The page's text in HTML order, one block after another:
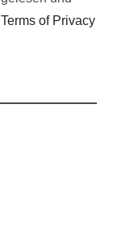
Terms of Privacy